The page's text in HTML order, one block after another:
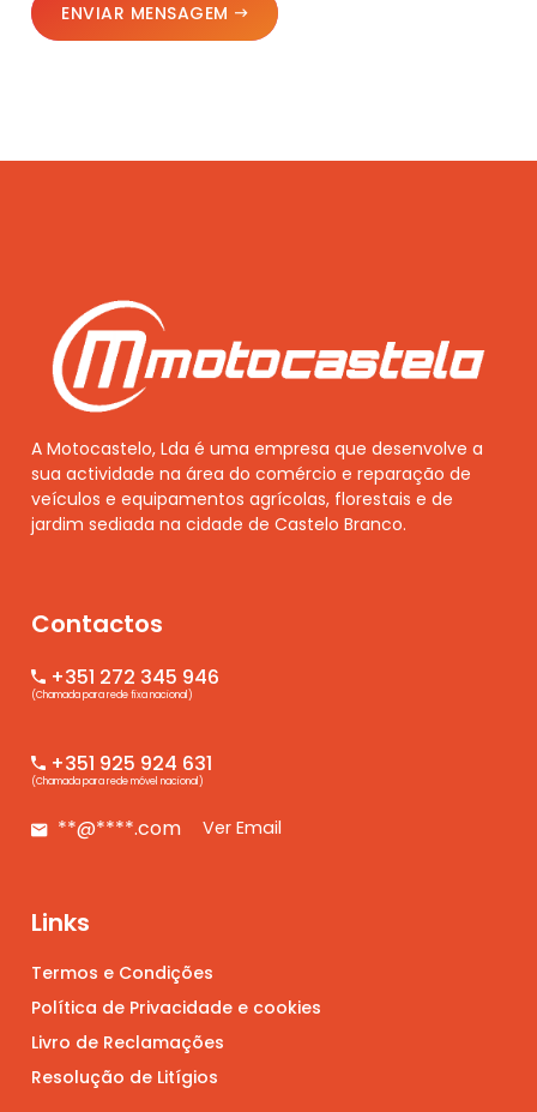
ENVIAR MENSAGEM
A Motocastelo, Lda é uma empresa que desenvolve a
sua actividade na área do comércio e reparação de
veículos e equipamentos agrícolas, florestais e de
jardim sediada na cidade de Castelo Branco.
Contactos
+351 272 345 946
(Chamada para rede fixa nacional)
+351 925 924 631
(Chamada para rede móvel nacional)
**@****.com Ver Email
Links
Termos e Condições
Política de Privacidade e cookies
Livro de Reclamações
Resolução de Litígios